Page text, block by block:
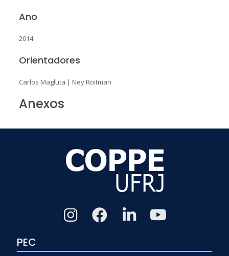
Ano
2014
Orientadores
Carlos Magluta | Ney Roitman
Anexos
PEC